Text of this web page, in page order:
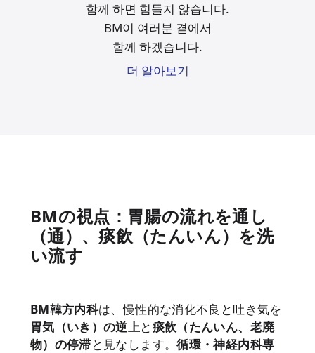
함께 하면 힘들지 않습니다.
BM이 여러분 곁에서
함께 하겠습니다.
더 알아보기
BMの視点：胃腸の流れを通し
（通）、痰飲（たんいん）を洗
い流す
BM韓方内科は、慢性的な消化不良と吐き気を
胃気（いき）の逆上と痰飲（たんいん、老廃
物）の停滞と見なします。循環・神経内科専